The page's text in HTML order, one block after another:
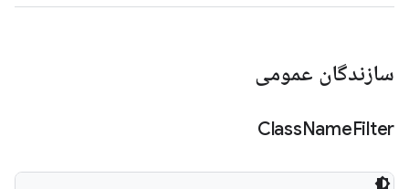
سازندگان عمومی
ClassNameFilter